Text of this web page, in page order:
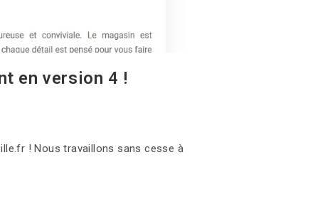
en version 4 !
! Nous travaillons sans cesse à